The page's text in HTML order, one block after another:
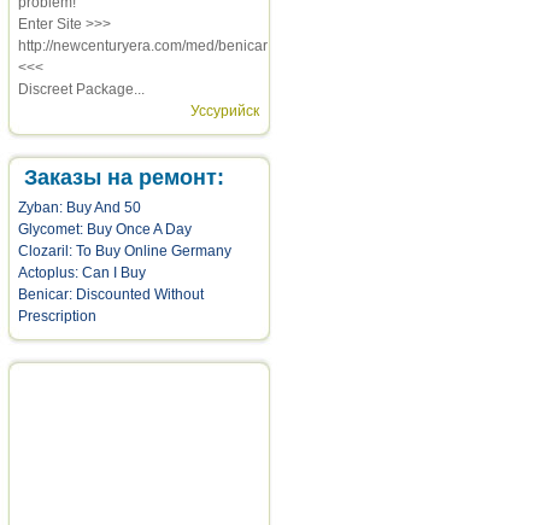
Enter Site >>>
http://newcenturyera.com/med/benicar
<<<
Discreet Package...
Уссурийск
Заказы на ремонт:
Zyban: Buy And 50
Glycomet: Buy Once A Day
Clozaril: To Buy Online Germany
Actoplus: Can I Buy
Benicar: Discounted Without
Prescription